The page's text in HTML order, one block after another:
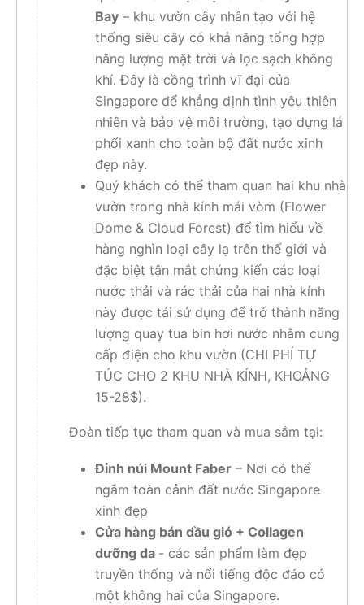
Bay – khu vườn cây nhân tạo với hệ
thống siêu cây có khả năng tổng hợp
năng lượng mặt trời và lọc sạch không
khí. Đây là cồng trình vĩ đại của
Singapore để khẳng định tình yêu thiên
nhiên và bảo vệ môi trường, tạo dựng lá
phổi xanh cho toàn bộ đất nước xinh
đẹp này.
Quý khách có thể tham quan hai khu nhà
vườn trong nhà kính mái vòm (Flower
Dome & Cloud Forest) để tìm hiểu về
hàng nghìn loại cây lạ trên thế giới và
đặc biệt tận mắt chứng kiến các loại
nước thải và rác thải của hai nhà kính
này được tái sử dụng để trở thành năng
lượng quay tua bin hơi nước nhằm cung
cấp điện cho khu vườn (CHI PHÍ TỰ
TÚC CHO 2 KHU NHÀ KÍNH, KHOẢNG
15-28$).
Đoàn tiếp tục tham quan và mua sắm tại:
Đỉnh núi Mount Faber – Nơi có thể
ngắm toàn cảnh đất nước Singapore
xinh đẹp
Cửa hàng bán dầu gió + Collagen
dưỡng da - các sản phẩm làm đẹp
truyền thống và nổi tiếng độc đáo có
một không hai của Singapore.